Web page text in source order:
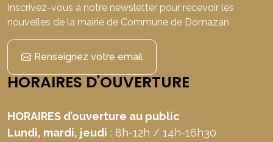
Inscrivez-vous à notre newsletter pour recevoir les
nouvelles de la mairie de Commune de Domazan
Renseignez votre email
HORAIRES D'OUVERTURE
HORAIRES d’ouverture au public
Lundi, mardi, jeudi : 8h-12h / 14h-16h30